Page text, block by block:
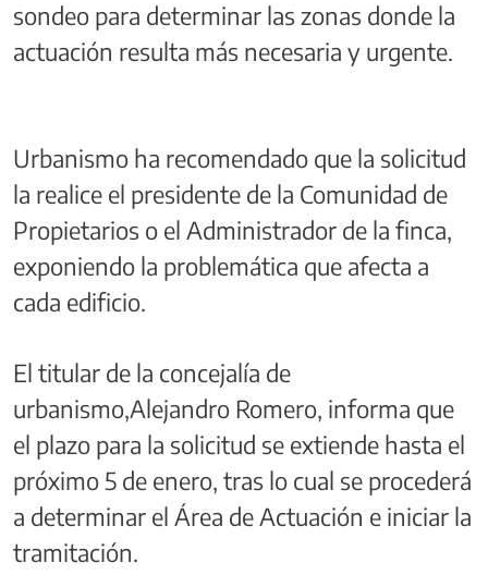
sondeo para determinar las zonas donde la
actuación resulta más necesaria y urgente.
Urbanismo ha recomendado que la solicitud
la realice el presidente de la Comunidad de
Propietarios o el Administrador de la finca,
exponiendo la problemática que afecta a
cada edificio.
El titular de la concejalía de
urbanismo,Alejandro Romero, informa que
el plazo para la solicitud se extiende hasta el
próximo 5 de enero, tras lo cual se procederá
a determinar el Área de Actuación e iniciar la
tramitación.